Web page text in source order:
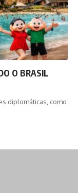
O BRASIL
diplomáticas, como